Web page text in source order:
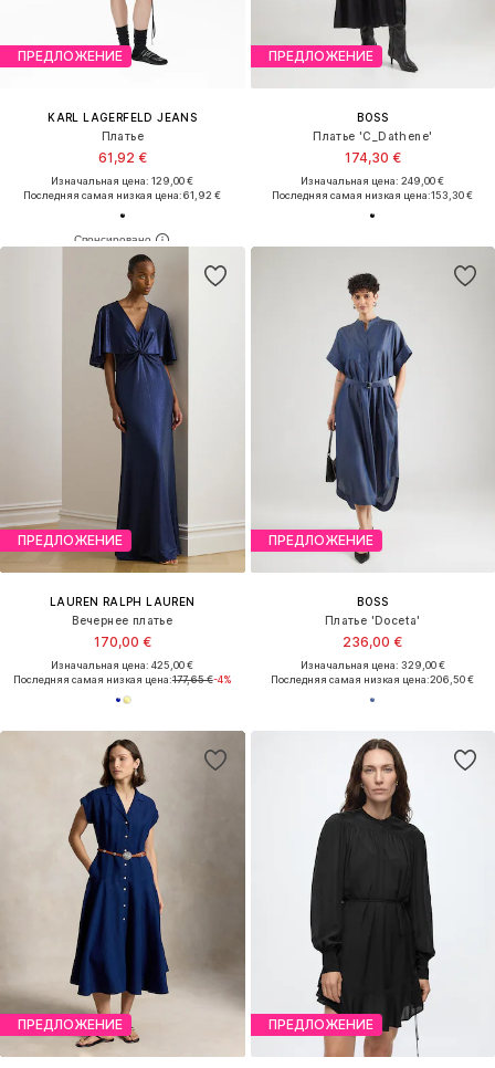
ПРЕДЛОЖЕНИЕ
KARL LAGERFELD JEANS
Платье
61,92 €
Изначальная цена: 129,00 €
Последняя самая низкая цена:61,92 €
ПРЕДЛОЖЕНИЕ
BOSS
Платье 'C_Dathene'
174,30 €
Изначальная цена: 249,00 €
Последняя самая низкая цена:153,30 €
ПРЕДЛОЖЕНИЕ
LAUREN RALPH LAUREN
Вечернее платье
170,00 €
Изначальная цена: 425,00 €
Последняя самая низкая цена:177,65 €-4%
ПРЕДЛОЖЕНИЕ
BOSS
Платье 'Doceta'
236,00 €
Изначальная цена: 329,00 €
Последняя самая низкая цена:206,50 €
ПРЕДЛОЖЕНИЕ ПРЕДЛОЖЕНИЕ